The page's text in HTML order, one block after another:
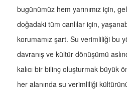
bugünümüz hem yarınımız için,
doğadaki tüm canlılar için,
korumamız şart. Su verimliliği bu
davranış ve kültür dönüşümü
kalıcı bir bilinç oluşturmak büyük
her alanında su verimliliği